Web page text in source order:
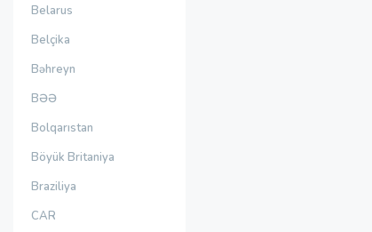
Belarus
Belçika
Bəhreyn
BƏƏ
Bolqarıstan
Böyük Britaniya
Braziliya
CAR